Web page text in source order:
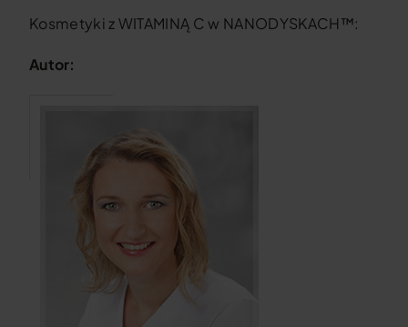
Kosmetyki z WITAMINĄ C w NANODYSKACH™:
Autor: